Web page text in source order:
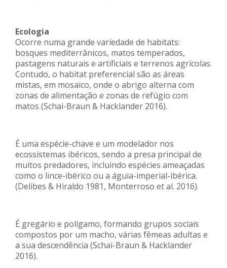
Ecologia
Ocorre numa grande variedade de habitats:
bosques mediterrânicos, matos temperados,
pastagens naturais e artificiais e terrenos agrícolas.
Contudo, o habitat preferencial são as áreas
mistas, em mosaico, onde o abrigo alterna com
zonas de alimentação e zonas de refúgio com
matos (Schai-Braun & Hacklander 2016).
É uma espécie-chave e um modelador nos
ecossistemas ibéricos, sendo a presa principal de
muitos predadores, incluindo espécies ameaçadas
como o lince-ibérico ou a águia-imperial-ibérica.
(Delibes & Hiraldo 1981, Monterroso et al. 2016).
É gregário e polígamo, formando grupos sociais
compostos por um macho, várias fêmeas adultas e
a sua descendência (Schai-Braun & Hacklander
2016).